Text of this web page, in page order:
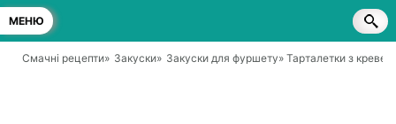
МЕНЮ
Смачні рецепти» Закуски» Закуски для фуршету» Тарталетки з